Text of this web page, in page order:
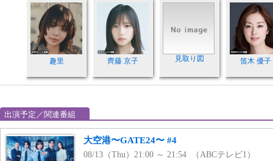
趣里 齊藤 京子 見取り図 笛木 優子
出演予定／関連番組
大空港〜GATE24〜 #4
08/13（Thu）21:00 ～ 21:54 （ABCテレビ1）